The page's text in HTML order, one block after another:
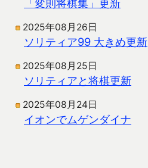
「変則将棋集」更新
2025年08月26日
ソリティア99 大きめ更新
2025年08月25日
ソリティアと将棋更新
2025年08月24日
イオンでムゲンダイナ